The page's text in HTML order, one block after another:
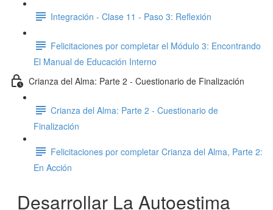
Integración - Clase 11 - Paso 3: Reflexión
Felicitaciones por completar el Módulo 3: Encontrando
El Manual de Educación Interno
Crianza del Alma: Parte 2 - Cuestionario de Finalización
Crianza del Alma: Parte 2 - Cuestionario de
Finalización
Felicitaciones por completar Crianza del Alma, Parte 2:
En Acción
Desarrollar La Autoestima